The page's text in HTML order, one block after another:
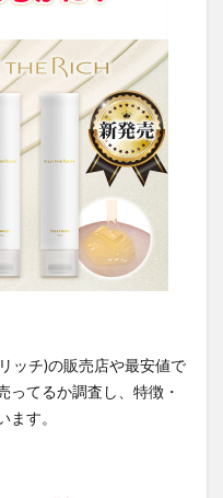
ッチ)の販売店や最安値で
ってるか調査し、特徴・
ます。